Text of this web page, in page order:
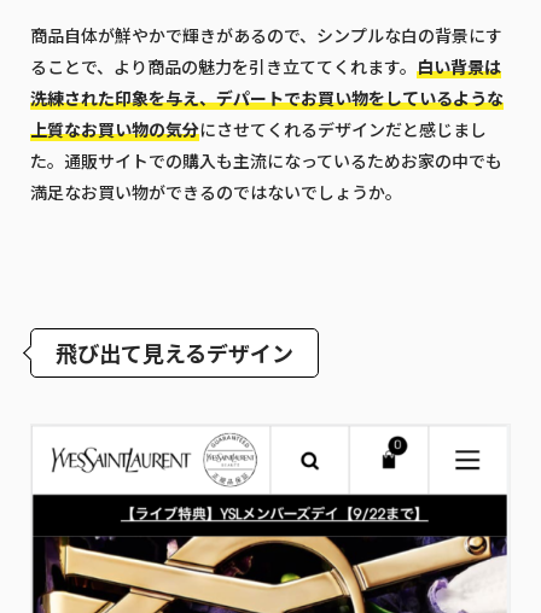
商品自体が鮮やかで輝きがあるので、シンプルな白の背景にす
ることで、より商品の魅力を引き立ててくれます。 白い背景は
洗練された印象を与え、デパートでお買い物をしているような
上質なお買い物の気分にさせてくれるデザインだと感じまし
た。通販サイトでの購入も主流になっているためお家の中でも
満足なお買い物ができるのではないでしょうか。
飛び出て見えるデザイン